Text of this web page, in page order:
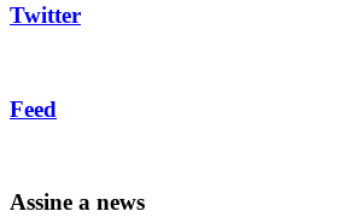
Twitter
Feed
Assine a news